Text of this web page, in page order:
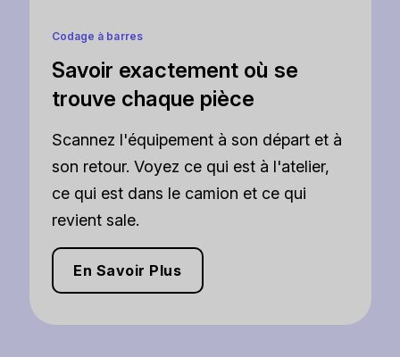
Codage à barres
Savoir exactement où se
trouve chaque pièce
Scannez l'équipement à son départ et à
son retour. Voyez ce qui est à l'atelier,
ce qui est dans le camion et ce qui
revient sale.
En Savoir Plus